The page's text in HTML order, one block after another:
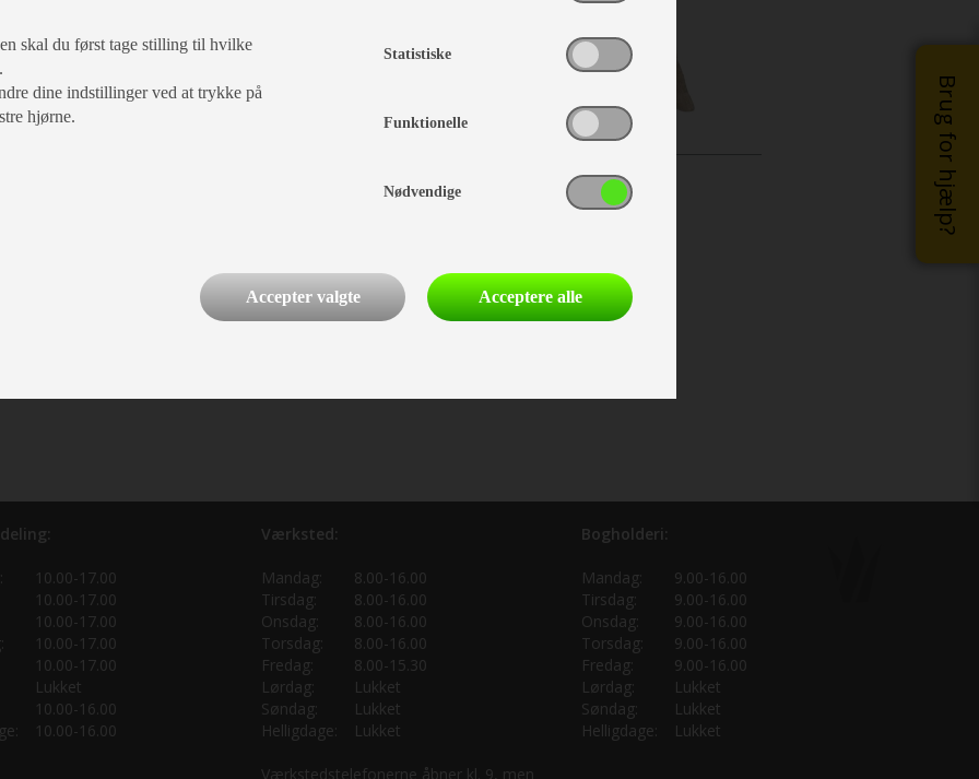
Brug for hjælp?
læg i kurv
10.00-17.00
10.00-17.00
10.00-17.00
10.00-17.00
10.00-17.00
Lukket
10.00-16.00
10.00-16.00
Værksted:
Mandag:
8.00-16.00
Tirsdag:
8.00-16.00
Onsdag:
8.00-16.00
Torsdag:
8.00-16.00
Fredag:
8.00-15.30
Lørdag:
Lukket
Søndag:
Lukket
Helligdage:
Lukket
Værkstedstelefonerne åbner kl. 9, men
Bogholderi:
Mandag:
9.00-16.00
Tirsdag:
9.00-16.00
Onsdag:
9.00-16.00
Torsdag:
9.00-16.00
Fredag:
9.00-16.00
Lørdag:
Lukket
Søndag:
Lukket
Helligdage:
Lukket
skal du først tage stilling til hvilke
dine indstillinger ved at trykke på
hjørne.
Statistiske
Funktionelle
Nødvendige
Accepter valgte Acceptere alle